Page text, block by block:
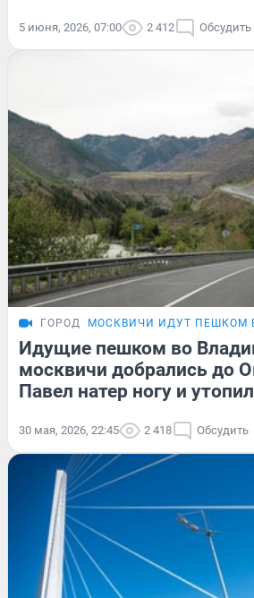
5 июня, 2026, 07:00 2 412 Обсудить
ГОРОД МОСКВИЧИ ИДУТ ПЕШКОМ
Идущие пешком во
москвичи добрались до
Павел натер ногу и
30 мая, 2026, 22:45 2 418 Обсудить